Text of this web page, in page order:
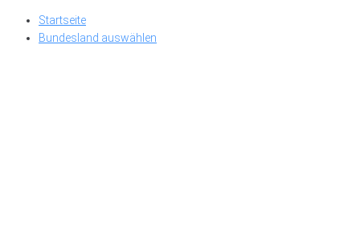
Skip
Startseite
Bundesland auswählen